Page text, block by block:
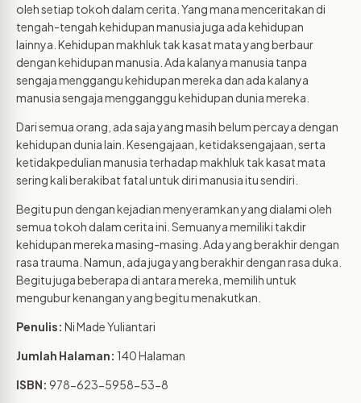
oleh setiap tokoh dalam cerita. Yang mana menceritakan di
tengah-tengah kehidupan manusia juga ada kehidupan
lainnya. Kehidupan makhluk tak kasat mata yang berbaur
dengan kehidupan manusia. Ada kalanya manusia tanpa
sengaja menggangu kehidupan mereka dan ada kalanya
manusia sengaja mengganggu kehidupan dunia mereka.
Dari semua orang, ada saja yang masih belum percaya dengan
kehidupan dunia lain. Kesengajaan, ketidaksengajaan, serta
ketidakpedulian manusia terhadap makhluk tak kasat mata
sering kali berakibat fatal untuk diri manusia itu sendiri.
Begitu pun dengan kejadian menyeramkan yang dialami oleh
semua tokoh dalam cerita ini. Semuanya memiliki takdir
kehidupan mereka masing-masing. Ada yang berakhir dengan
rasa trauma. Namun, ada juga yang berakhir dengan rasa duka.
Begitu juga beberapa di antara mereka, memilih untuk
mengubur kenangan yang begitu menakutkan.
Penulis: Ni Made Yuliantari
Jumlah Halaman: 140 Halaman
ISBN: 978-623-5958-53-8